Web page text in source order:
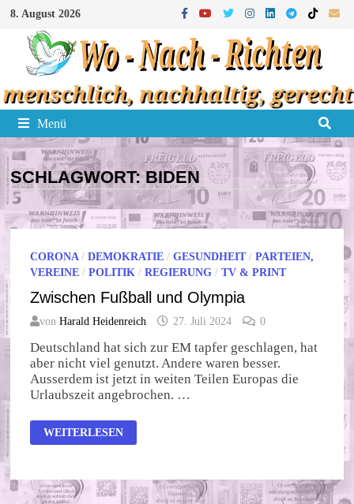
Zum
Inhalt
springen
8. August 2026
Menü
SCHLAGWORT:BIDEN
CORONA/DEMOKRATIE /GESUNDHEIT/PARTEIEN,
VEREINE /POLITIK /REGIERUNG /TV & PRINT
Zwischen Fußball und Olympia
vonHarald Heidenreich 27. Juli 2024 0
Deutschland hat sich zur EM tapfer geschlagen, hat
aber nicht viel genutzt. Andere waren besser.
Ausserdem ist jetzt in weiten Teilen Europas die
Urlaubszeit angebrochen. …
ZWISCHEN
FUSSBALL U
WEITERLESEN